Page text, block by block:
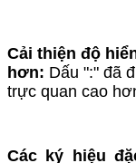
Cải thiện độ
hơn: Dấu ":" đã
trực quan cao
Các ký hiệu